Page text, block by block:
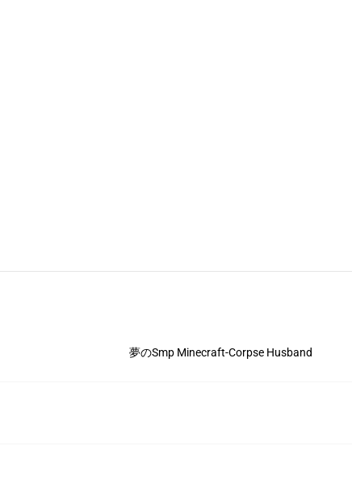
夢のSmp Minecraft-Corpse Husband